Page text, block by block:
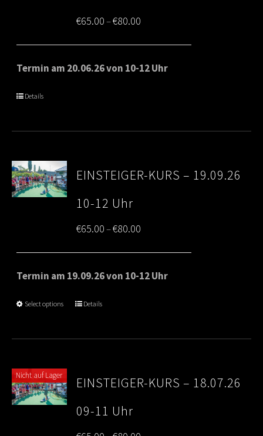
€65.00–€80.00
range:
€65.00
Termin am 20.06.26 von 10-12 Uhr
Details
EINSTEIGER-KURS – 19.09.26
10-12 Uhr
€65.00–€80.00
range:
€65.00
Termin am 19.09.26 von 10-12 Uhr
Select options Details
Nicht auf Lager
EINSTEIGER-KURS – 18.07.26
09-11 Uhr